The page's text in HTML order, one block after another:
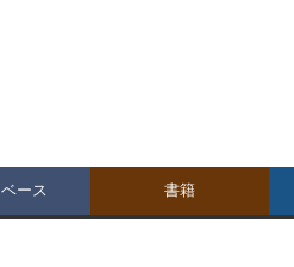
ース 書籍